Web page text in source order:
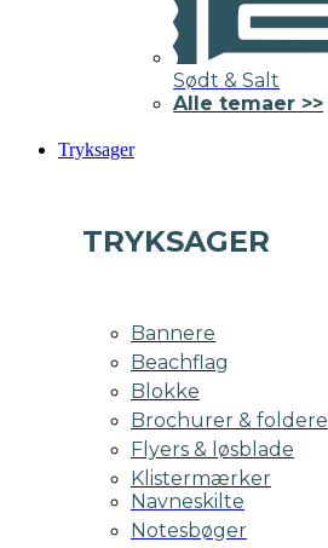
Sødt & Salt
Alle temaer >>
Tryksager
TRYKSAGER
Bannere
Beachflag
Blokke
Brochurer & foldere
Flyers & løsblade
Klistermærker
Navneskilte
Notesbøger